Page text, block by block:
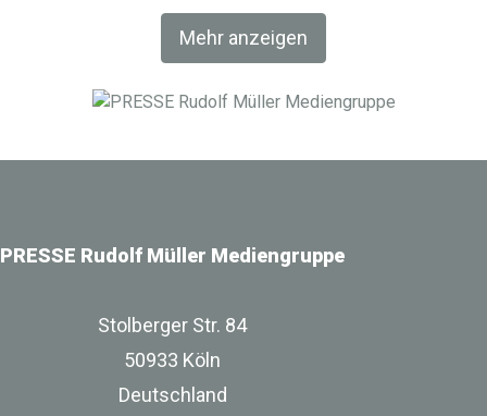
Mehr anzeigen
Fachverlag RM Rudolf Müller Medien und mit der BIM
World MUNICH eine Netzwerkplattform für Akteure der
PRESSE Rudolf Müller Mediengruppe
Stolberger Str. 84
50933 Köln
Deutschland